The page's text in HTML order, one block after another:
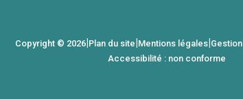
Copyright © 2026|Plan du site|Mentions légales|
Accessibilité : non conforme